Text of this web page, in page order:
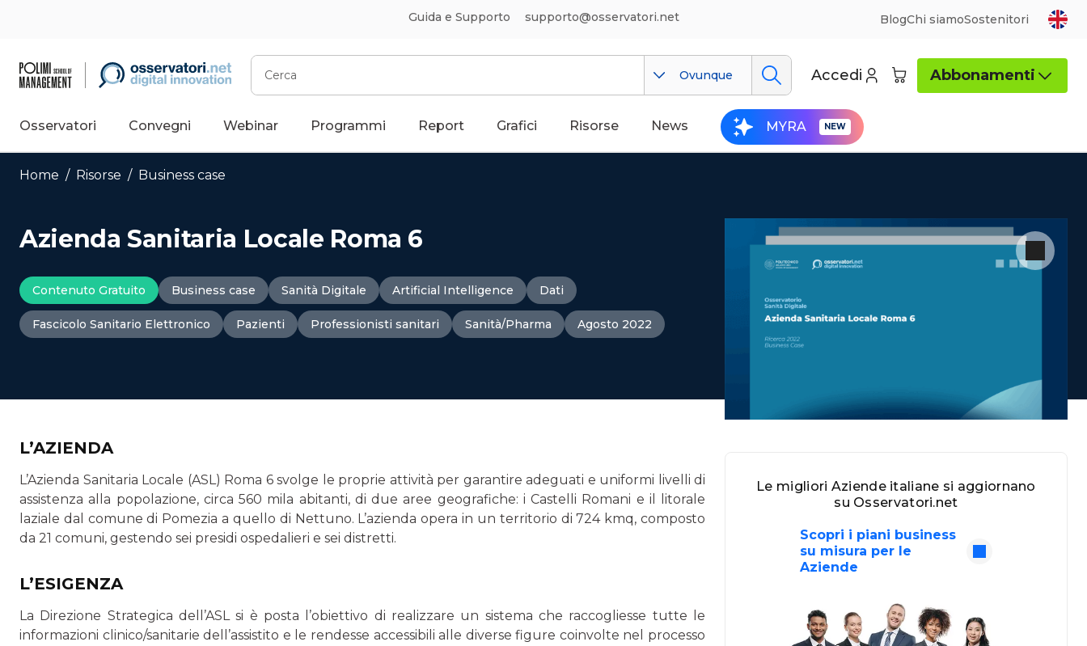
Guida e Supporto supporto@osservatori.net BlogChi siamoSostenitori
Cerca
Ovunque Accedi Abbonamenti
Osservatori Convegni Webinar Programmi Report Grafici Risorse News MYRA
Home / Risorse / Business case
Azienda Sanitaria Locale Roma 6
Contenuto Gratuito Business case Sanità Digitale Artificial Intelligence Dati
Fascicolo Sanitario Elettronico Pazienti Professionisti sanitari Sanità/Pharma Agosto 2022
L’AZIENDA
L’Azienda Sanitaria Locale (ASL) Roma 6 svolge le proprie attività per garantire adeguati e uniformi livelli di
assistenza alla popolazione, circa 560 mila abitanti, di due aree geografiche: i Castelli Romani e il litorale
laziale dal comune di Pomezia a quello di Nettuno. L’azienda opera in un territorio di 724 kmq, composto
da 21 comuni, gestendo sei presidi ospedalieri e sei distretti.
L’ESIGENZA
La Direzione Strategica dell’ASL si è posta l’obiettivo di realizzare un sistema che raccogliesse tutte le
informazioni clinico/sanitarie dell’assistito e le rendesse accessibili alle diverse figure coinvolte nel processo
Le migliori Aziende italiane si aggiornano
su Osservatori.net
Scopri i piani business
su misura per le
Aziende